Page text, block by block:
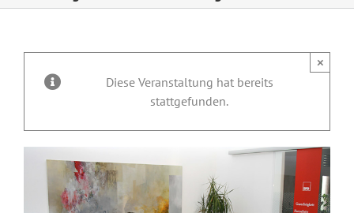
Diese Veranstaltung hat bereits
stattgefunden.
×